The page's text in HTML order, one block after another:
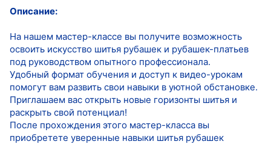
Описание:
На нашем мастер-классе вы получите возможность
освоить искусство шитья рубашек и рубашек-платьев
под руководством опытного профессионала.
Удобный формат обучения и доступ к видео-урокам
помогут вам развить свои навыки в уютной обстановке.
Приглашаем вас открыть новые горизонты шитья и
раскрыть свой потенциал!
После прохождения этого мастер-класса вы
приобретете уверенные навыки шитья рубашек